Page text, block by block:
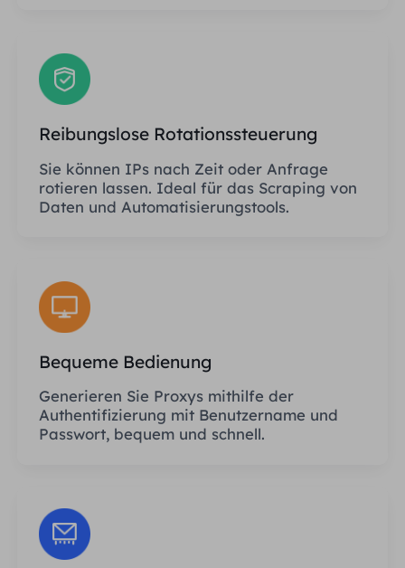
Reibungslose Rotationssteuerung
Sie können IPs nach Zeit oder Anfrage
rotieren lassen. Ideal für das Scraping von
Daten und Automatisierungstools.
Bequeme Bedienung
Generieren Sie Proxys mithilfe der
Authentifizierung mit Benutzername und
Passwort, bequem und schnell.